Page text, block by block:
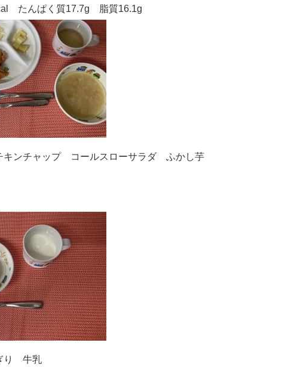
たんぱく質17.7g 脂質16.1g
ンチャップ コールスローサラダ ふかし芋
り 牛乳